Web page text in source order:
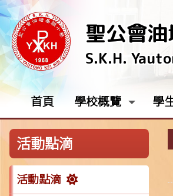
聖公會
S.K.H.
首頁 學校概覽 學
活動點滴
活動點滴